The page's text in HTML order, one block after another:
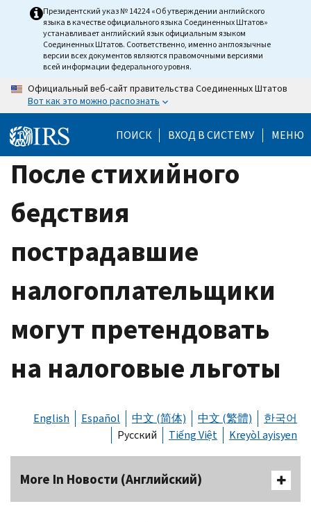
Президентский указ № 14224 «Об утверждении английского
языка в качестве официального языка Соединенных Штатов»
устанавливает английский язык официальным языком
Соединенных Штатов. Соответственно, именно англоязычные
версии всех документов являются правомочными версиями
всей информации федерального уровня.
Официальный веб-сайт правительства Соединенных Штатов
Вот как это можно распознать
ПОИСК ВХОД В СИСТЕМУ МЕНЮ
После стихийного
бедствия
пострадавшие
налогоплательщики
могут претендовать
на налоговые льготы
English Español 中文 (简体) 中文 (繁體)
한국어
Русский
Tiếng Việt Kreyòl ayisyen
More In Новости (Английский)